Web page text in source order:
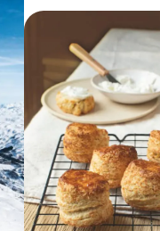
CyberCité x